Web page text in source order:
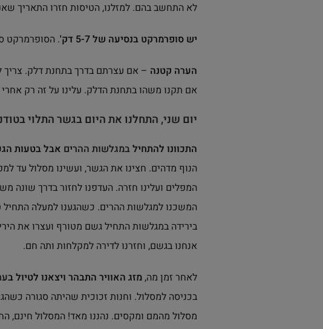
לא התחשב בהם. למזלנו, הטיסות חזרו התאריך
יש סופרמרקט בנסיעה של 5-7 דק' . הסופרמרקט
הערה קטנה – אם עצרתם בדרך בתחנת דלק. צריך
אם תקנו משהו בתחנת הדלק. עלינו על זה רק
יום שני, התחלנו את היום בגשר התלוי ב
התכוונו להתחילבמגלשות ההרים אבל בטעות
הנוף מדהים. חצינו את הגשר, ועשינו מסלול עד
המפלים ועלינו חזרה. העדפנו לחזור בדרך שונה
המשכנו למגלשות ההרים. כשהגענו למעלה התחיל
בירידה במגלשות התחיל גשם מטורף ועצרו את
אנחנו בגשם, וחזרנו לדירה למקלחות ותה חם.
לאחר זמן מה,מזג האוויר התבהר ויצאנו לטיול ב
בכניסה למסלול. וחנות זכוכית שהיתה סגורה
מסלול מהמם ומקסים. נהננו מאד! המסלול חינם,